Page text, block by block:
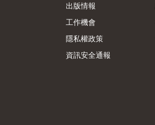
出版情報
工作機會
隱私權政策
資訊安全通報